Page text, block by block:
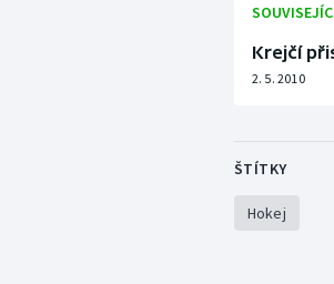
Krejčí
2. 5. 2010
ŠTÍTKY
Hokej